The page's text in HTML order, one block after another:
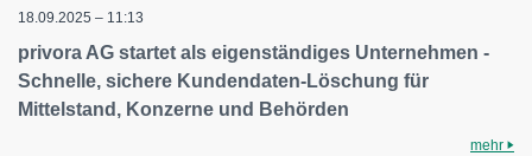
18.09.2025 – 11:13
privora AG startet als eigenständiges Unternehmen -
Schnelle, sichere Kundendaten-Löschung für
Mittelstand, Konzerne und Behörden
mehr